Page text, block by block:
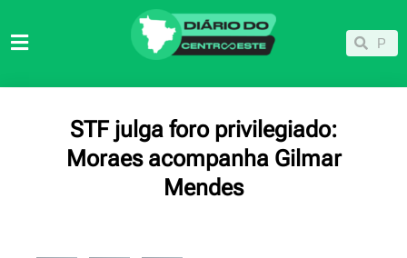
para
Pesquisar
STF julga foro privilegiado:
Moraes acompanha Gilmar
Mendes